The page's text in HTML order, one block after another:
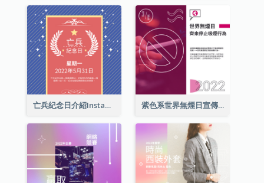
亡兵紀念日介紹Instagram帖子 紫色系世界無煙日宣傳用Instagram帖子